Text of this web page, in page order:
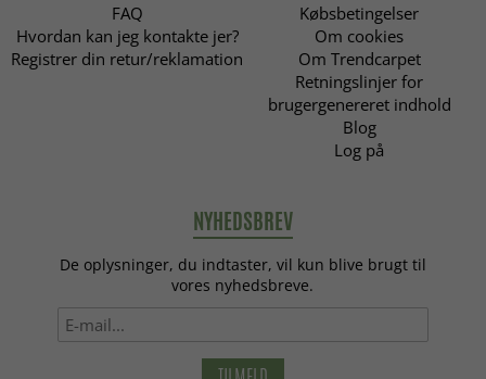
FAQ
Hvordan kan jeg kontakte jer?
Registrer din retur/reklamation
Købsbetingelser
Om cookies
Om Trendcarpet
Retningslinjer for
brugergenereret indhold
Blog
Log på
NYHEDSBREV
De oplysninger, du indtaster, vil kun blive brugt til
vores nyhedsbreve.